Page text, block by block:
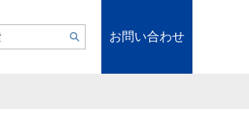
お問い合わせ